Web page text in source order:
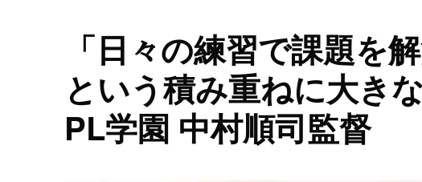
「日々の練習で課題を
という積み重ねに大き
PL学園 中村順司監督